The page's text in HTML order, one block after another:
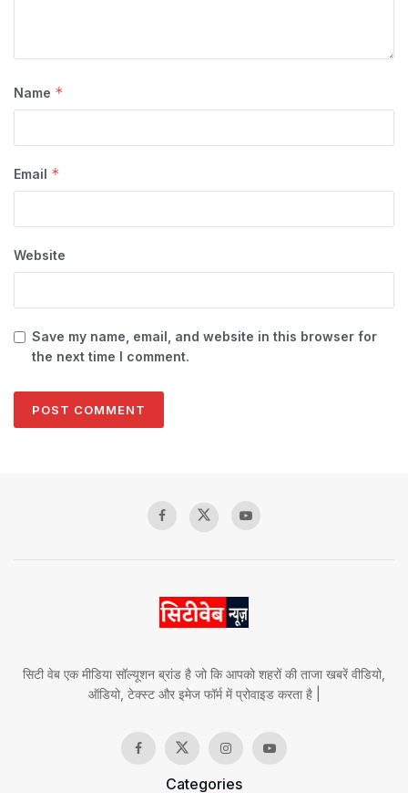
Name *
Email *
Website
Save my name, email, and website in this browser for
the next time I comment.
सिटी वेब एक मीडिया सॉल्यूशन ब्रांड है जो कि आपको शहरों की ताजा खबरें वीडियो,
ऑडियो, टेक्स्ट और इमेज फॉर्म में प्रोवाइड करता है |
Categories